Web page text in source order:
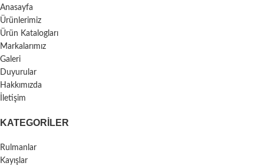
Anasayfa
Ürünlerimiz
Ürün Katalogları
Markalarımız
Galeri
Duyurular
Hakkımızda
İletişim
KATEGORILER
Rulmanlar
Kayışlar